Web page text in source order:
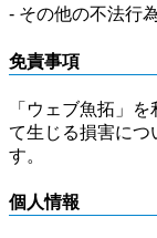
- その他の不法行
免責事項
「ウェブ魚拓」
て生じる損害につ
す。
個人情報